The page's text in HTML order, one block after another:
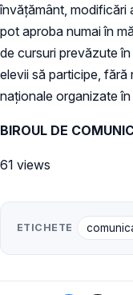
învăţământ, modificări
pot aproba numai în
de cursuri prevăzute
elevii să participe, fără
naţionale organizate
BIROUL DE
61 views
ETICHETE